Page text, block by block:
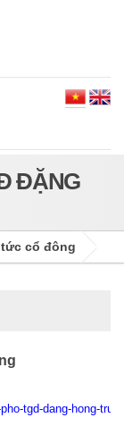
ĐẶNG
cổ đông
tgd-dang-hong-